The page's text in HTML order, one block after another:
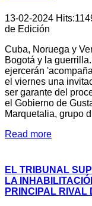
13-02-2024 Hits:
de Edición
Cuba, Noruega y
Bogotá y la
ejercerán
el viernes una
ser garante del
el Gobierno de
Marquetalia, grupo
Read more
EL TRIBUNAL
LA
PRINCIPAL RIVAL